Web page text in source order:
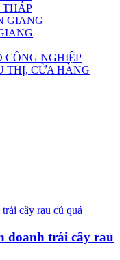
THÁP
GIANG
CÔNG NGHIỆP
THỊ, CỬA HÀNG
doanh trái cây rau